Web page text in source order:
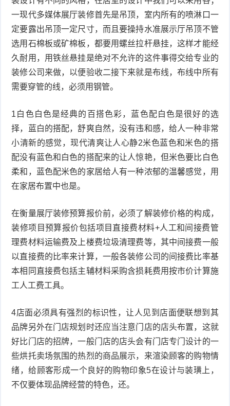
一现代多媒体展厅装修首先是吊顶，室内所有的喷淋口一
定要露出吊顶一定尺寸，而且要操持水准展示厅吊顶不管
选用石棉板或矿棉板，都要用螺丝拉杆悬挂，这样才能经
久耐用，用铁丝悬挂是绝对不允许的这件事得交给专业的
装修公司来做，以便验收二接下来就是布线，布线中所有
需要穿管的线，必须用钢管。
1白色白色是经典的百搭色彩，蓝色配白色是很好的选
择，蓝白的搭配，舒爽自然，没有违和感，给人一种非常
小清新的感觉，现代清爽让人心静2米色蓝色和米色的搭
配没有蓝色和白色的搭配来的让人惊艳，但米色要比白色
柔和，蓝色配米色的家居给人有一种浓郁的温馨感觉，用
在家居布置中也是。
在衡量展厅装修预算报价前，必须了解装修价格的构成，
装修项目预算报价包括项目直接费材料+人工和间接费管
理费材料运输费及上楼费垃圾清理费等，其中间接费一般
以直接费的比率来计算，一般各装修公司的间接费比率基
本相同直接费包括主辅材料采购含损耗费用按市价计算施
工人工费工具。
4店面必须具有强烈的标识性，让人见到店面便联想到其
品牌另外在门店规划时还应当注意门店的店头布置，这就
好比门店的招牌，一般门店的店头会有门店专门设计的一
些烘托卖场氛围的热烈的商品展示，来渲染顾客的购物情
绪，给顾客形成一个良好的购物印象5在设计与装璜上，
不仅要体现品牌经营的特色，还。